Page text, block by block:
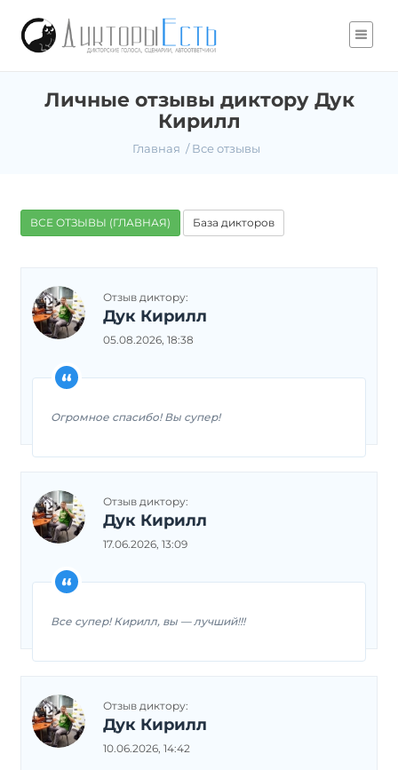
Личные отзывы диктору Дук
Кирилл
Главная Все отзывы
ВСЕ ОТЗЫВЫ (ГЛАВНАЯ) База дикторов
Отзыв диктору:
Дук Кирилл
05.08.2026, 18:38
Огромное спасибо! Вы супер!
Отзыв диктору:
Дук Кирилл
17.06.2026, 13:09
Все супер! Кирилл, вы — лучший!!!
Отзыв диктору:
Дук Кирилл
10.06.2026, 14:42